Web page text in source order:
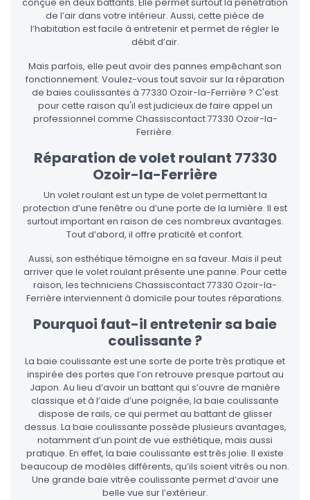
conçue en deux battants. Elle permet surtout la pénétration
de l’air dans votre intérieur. Aussi, cette pièce de
l’habitation est facile à entretenir et permet de régler le
débit d’air.
Mais parfois, elle peut avoir des pannes empêchant son
fonctionnement. Voulez-vous tout savoir sur la réparation
de baies coulissantes à 77330 Ozoir-la-Ferrière ? C'est
pour cette raison qu'il est judicieux de faire appel un
professionnel comme Chassiscontact 77330 Ozoir-la-
Ferrière.
Réparation de volet roulant 77330
Ozoir-la-Ferrière
Un volet roulant est un type de volet permettant la
protection d’une fenêtre ou d’une porte de la lumière. Il est
surtout important en raison de ces nombreux avantages.
Tout d’abord, il offre praticité et confort.
Aussi, son esthétique témoigne en sa faveur. Mais il peut
arriver que le volet roulant présente une panne. Pour cette
raison, les techniciens Chassiscontact 77330 Ozoir-la-
Ferrière interviennent à domicile pour toutes réparations.
Pourquoi faut-il entretenir sa baie
coulissante ?
La baie coulissante est une sorte de porte très pratique et
inspirée des portes que l’on retrouve presque partout au
Japon. Au lieu d’avoir un battant qui s’ouvre de manière
classique et à l’aide d’une poignée, la baie coulissante
dispose de rails, ce qui permet au battant de glisser
dessus. La baie coulissante possède plusieurs avantages,
notamment d’un point de vue esthétique, mais aussi
pratique. En effet, la baie coulissante est très jolie. Il existe
beaucoup de modèles différents, qu’ils soient vitrés ou non.
Une grande baie vitrée coulissante permet d’avoir une
belle vue sur l’extérieur.